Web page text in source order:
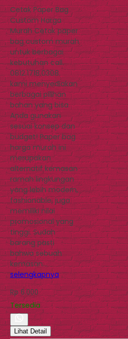
Cetak Paper Bag
Custom Harga
Murah Cetak paper
bag custom murah
untuk berbagai
kebutuhan call.
0812.1718.0308.
kami menyediakan
berbagai pilihan
bahan yang bisa
Anda gunakan
sesuai konsep dan
budget! Paper bag
harga murah ini
merupakan
alternatif kemasan
ramah lingkungan
yang lebih modern,
fashionable, juga
memiliki nilai
promosional yang
tinggi. Sudah
barang pasti
bahwa sebuah
kemasan…
selengkapnya
Rp 6.000
Tersedia
Lihat Detail